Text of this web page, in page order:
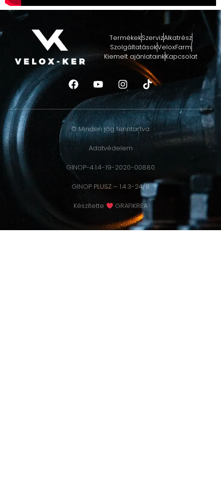
TermékekSzervizAlkatrész
SzolgáltatásokVeloxFarm
Kiemelt ajánlatainkKapcsolat
© Minden jog fenntartva.
Adatvédelem
GINOP-4.1.4-19-2020-00880
GINOP PLUSZ – 1.4.3-24/B
Készítette GRAFIKREA